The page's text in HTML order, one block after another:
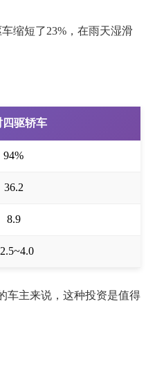
缩短了23%，在雨天湿滑
四驱轿车
94%
36.2
8.9
车主来说，这种投资是值得